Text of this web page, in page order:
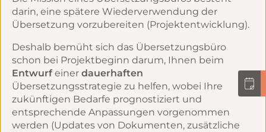
darin, eine spätere Wiederverwendung der
Übersetzung vorzubereiten (Projektentwicklung).
Deshalb bemüht sich das Übersetzungsbüro
schon bei Projektbeginn darum, Ihnen beim
Entwurfeiner dauerhaften
Übersetzungsstrategie zu helfen, wobei Ihre
zukünftigen Bedarfe prognostiziert und
entsprechende Anpassungen vorgenommen
werden (Updates von Dokumenten, zusätzliche